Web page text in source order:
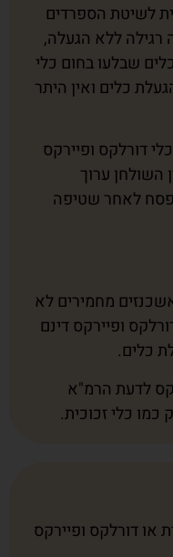
לשיטת הספרדים
רגילה ללא הגעלה,
שבלעו בחום כלי
כלים ואין היתר
דורלקס ופיירקס
השולחן ערוך
לאחר שטיפה
מחמירים לא
ופיירקס דינם
כלים.
לדעת הרמ"א
כלי זכוכית.
או דורלקס ופיירקס